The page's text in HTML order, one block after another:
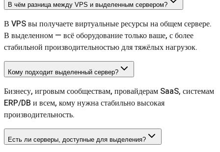
В чём разница между VPS и выделенным сервером?
В VPS вы получаете виртуальные ресурсы на общем сервере.
В выделенном — всё оборудование только ваше, с более
стабильной производительностью для тяжёлых нагрузок.
Кому подходит выделенный сервер?
Бизнесу, игровым сообществам, провайдерам SaaS, системам
ERP/DB и всем, кому нужна стабильно высокая
производительность.
Есть ли серверы, доступные для выделения?